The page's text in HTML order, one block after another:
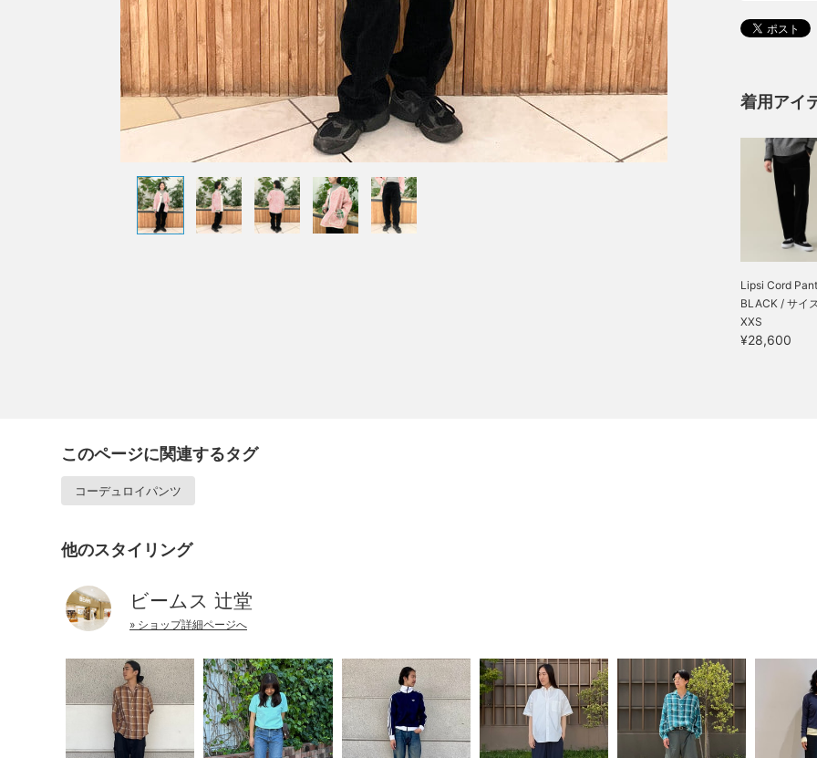
着用アイ
Lipsi Cord Pant
BLACK / サイ
XXS
¥28,600
このページに関連するタグ
コーデュロイパンツ
他のスタイリング
ビームス 辻堂
» ショップ詳細ページへ